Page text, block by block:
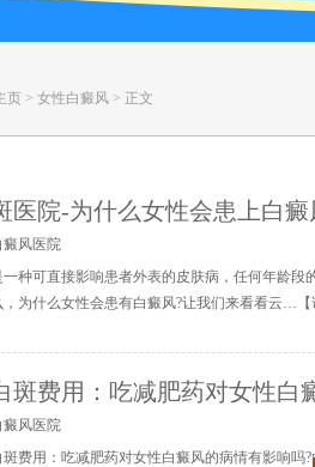
页 > 女性白癜风 > 正文
医院-为什么女性会患上白癜
癜风医院
一种可直接影响患者外表的皮肤病，任何年龄
为什么女性会患有白癜风?让我们来看看云…【
斑费用：吃减肥药对女性白
癜风医院
斑费用：吃减肥药对女性白癜风的病情有影响